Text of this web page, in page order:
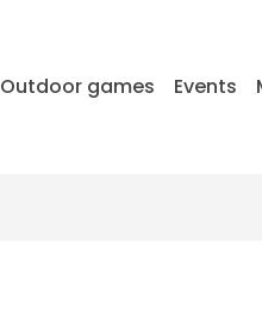
Outdoor games Events